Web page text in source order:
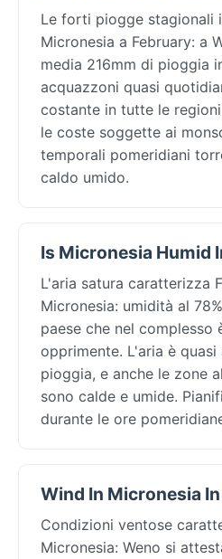
Le forti piogge stagionali
Micronesia a February: a
media 216mm di pioggia
acquazzoni quasi
costante in tutte le
le coste soggette ai
temporali pomeridiani
caldo umido.
Is Micronesia Humid
L'aria satura caratterizza
Micronesia: umidità al
paese che nel complesso
opprimente. L'aria è
pioggia, e anche le zone
sono calde e umide.
durante le ore
Wind In Micronesia
Condizioni ventose
Micronesia: Weno si